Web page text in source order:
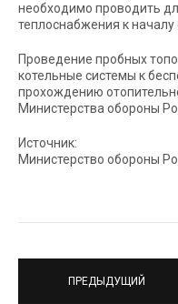
необходимо проводить
теплоснабжения к началу
Проведение пробных
котельные системы к
прохождению
Министерства обороны
Источник:
Министерство обороны
ПРЕДЫДУЩИЙ